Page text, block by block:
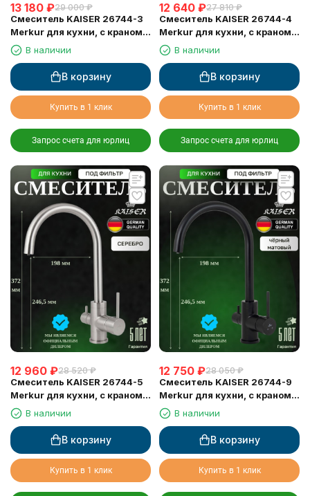
13 180 ₽29 000 ₽
Смеситель KAISER 26744-3
Merkur для кухни, с краном
для питьевой воды,
бронзовый
В наличии
В корзину
Купить в 1 клик
Запрос счета для юрлиц
12 640 ₽27 810 ₽
Смеситель KAISER 26744-4
Merkur для кухни, с краном
для питьевой воды, белый
матовый
В наличии
В корзину
Купить в 1 клик
Запрос счета для юрлиц
12 960 ₽28 520 ₽
Смеситель KAISER 26744-5
Merkur для кухни, с краном
для питьевой воды, серебро
В наличии
В корзину
Купить в 1 клик
12 750 ₽28 050 ₽
Смеситель KAISER 26744-9
Merkur для кухни, с краном
для питьевой воды, черный
матовый
В наличии
В корзину
Купить в 1 клик